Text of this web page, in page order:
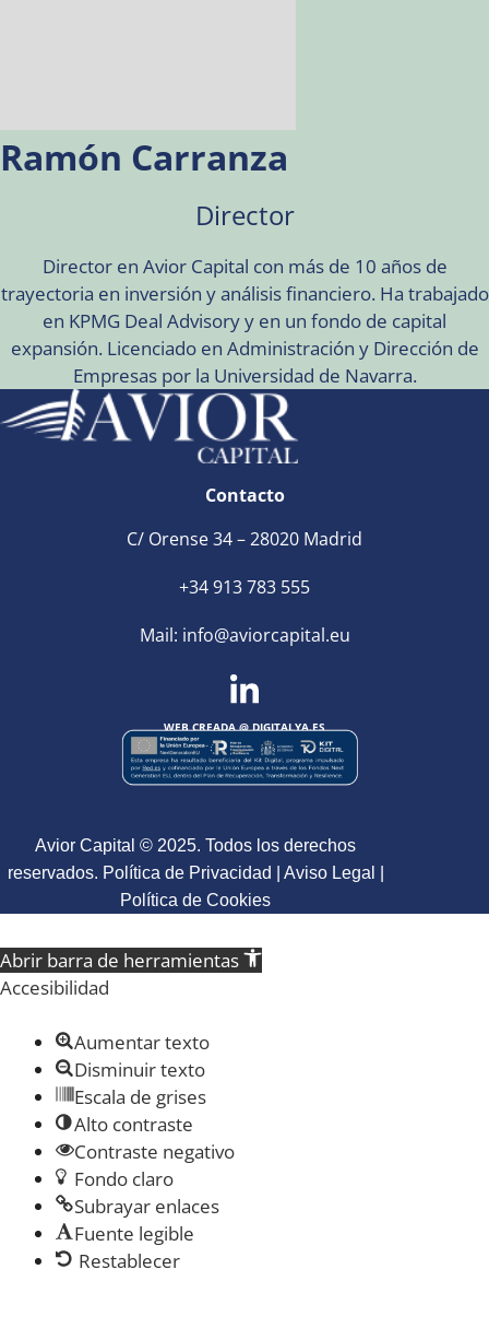
Ramón Carranza
Director
Director en Avior Capital con más de 10 años de
trayectoria en inversión y análisis financiero. Ha trabajado
en KPMG Deal Advisory y en un fondo de capital
expansión. Licenciado en Administración y Dirección de
Empresas por la Universidad de Navarra.
Contacto
C/ Orense 34 – 28020 Madrid
+34 913 783 555
Mail: info@aviorcapital.eu
WEB CREADA @DIGITALYA.ES
Avior Capital © 2025. Todos los derechos
reservados. Política de Privacidad | Aviso Legal |
Política de Cookies
Abrir barra de herramientas
Accesibilidad
Aumentar texto
Disminuir texto
Escala de grises
Alto contraste
Contraste negativo
Fondo claro
Subrayar enlaces
Fuente legible
Restablecer